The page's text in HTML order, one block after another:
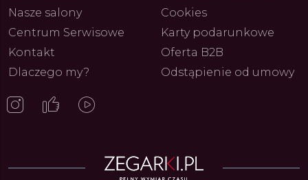
27.07.2026 ZEGARKI.PL 4.08.2026
Nasze salony
Centrum Serwisowe
Kontakt
Dlaczego my?
Cookies
Karty podarunkowe
Oferta B2B
Odstąpienie od umowy